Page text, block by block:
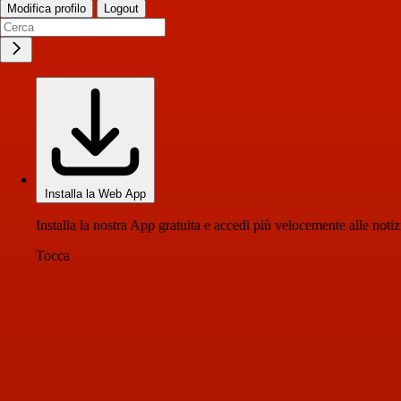
Modifica profilo Logout
Installa la Web App
Installa la nostra App gratuita e accedi più velocemente alle
Tocca